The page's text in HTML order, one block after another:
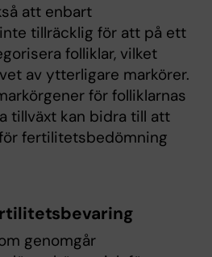
att enbart
tillräcklig för att på ett
folliklar, vilket
av ytterligare markörer.
för folliklarnas
tillväxt kan bidra till att
fertilitetsbedömning
genomgår